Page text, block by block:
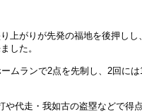
上がりが先発の福地を後押し
した。
ムランで2点を先制し、2回に
や代走・我如古の盗塁などで得